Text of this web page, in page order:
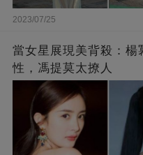
2023/07/25
當女星展現美背殺：楊
性，馮提莫太撩人